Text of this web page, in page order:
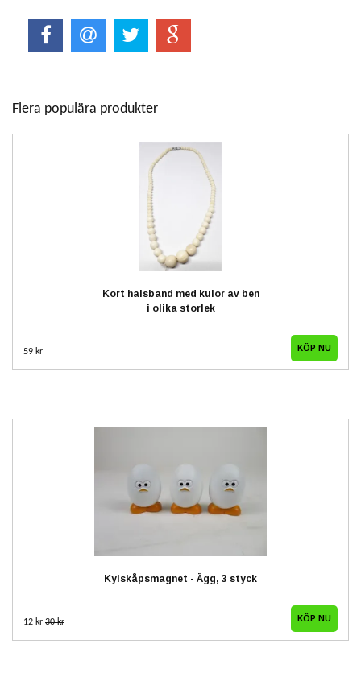
Flera populära produkter
Kort halsband med kulor av ben
i olika storlek
59 kr
Kylskåpsmagnet - Ägg, 3 styck
12 kr 30 kr